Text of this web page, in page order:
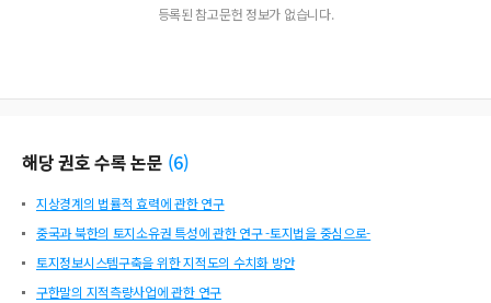
등록된 참고문헌 정보가 없습니다.
해당 권호 수록 논문 (6)
지상경계의 법률적 효력에 관한 연구
중국과 북한의 토지소유권 특성에 관한 연구 -토지법을 중심으로-
토지정보시스템구축을 위한 지적도의 수치화 방안
구한말의 지적측량사업에 관한 연구